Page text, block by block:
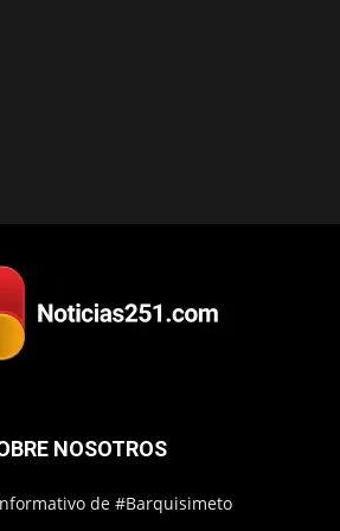
NOSOTROS
de #Barquisimeto